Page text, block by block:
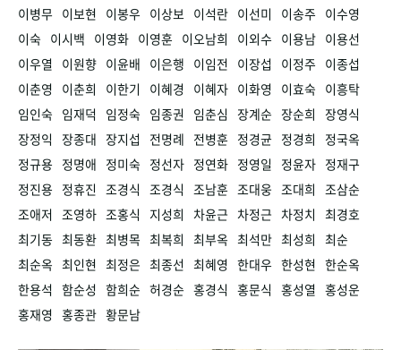
이병무 이보현 이봉우 이상보 이석란 이선미 이송주 이수영
이숙 이시백 이영화 이영훈 이오남희 이외수 이용남 이용선
이우열
이원향 이윤배 이은행 이임전 이장섭 이정주 이종섭
이춘영
이춘희 이한기 이혜경 이혜자 이화영 이효숙 이흥탁
임인숙 임재덕 임정숙 임종권 임춘심 장계순 장순희 장영식
장정익 장종대 장지섭 전명례 전병훈 정경균 정경희
정국옥
정규용 정명애 정미숙 정선자 정연화 정영일 정윤자 정재구
정진용 정휴진 조경식 조경식 조남훈 조대웅 조대희 조삼순
조애저 조영하 조홍식 지성희 차윤근 차정근 차정치 최경호
최기동 최동환 최병목 최복희 최부옥 최석만 최성희 최순
최순옥 최인현 최정은 최종선 최혜영 한대우 한성현 한순옥
한용석 함순성 함희순 허경순 홍경식 홍문식 홍성열 홍성운
홍재영 홍종관 황문남